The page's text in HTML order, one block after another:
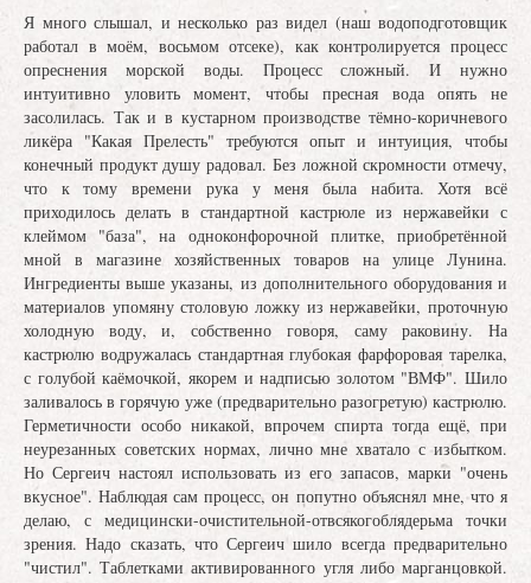
Я много слышал, и несколько раз видел (наш водоподготовщик
работал в моём, восьмом отсеке), как контролируется процесс
опреснения морской воды. Процесс сложный. И нужно
интуитивно уловить момент, чтобы пресная вода опять не
засолилась. Так и в кустарном производстве тёмно-коричневого
ликёра "Какая Прелесть" требуются опыт и интуиция, чтобы
конечный продукт душу радовал. Без ложной скромности отмечу,
что к тому времени рука у меня была набита. Хотя всё
приходилось делать в стандартной кастрюле из нержавейки с
клеймом "база", на одноконфорочной плитке, приобретённой
мной в магазине хозяйственных товаров на улице Лунина.
Ингредиенты выше указаны, из дополнительного оборудования и
материалов упомяну столовую ложку из нержавейки, проточную
холодную воду, и, собственно говоря, саму раковину. На
кастрюлю водружалась стандартная глубокая фарфоровая тарелка,
с голубой каёмочкой, якорем и надписью золотом "ВМФ". Шило
заливалось в горячую уже (предварительно разогретую) кастрюлю.
Герметичности особо никакой, впрочем спирта тогда ещё, при
неурезанных советских нормах, лично мне хватало с избытком.
Но Сергеич настоял использовать из его запасов, марки "очень
вкусное". Наблюдая сам процесс, он попутно объяснял мне, что я
делаю, с медицински-очистительной-отвсякогоблядерьма точки
зрения. Надо сказать, что Сергеич шило всегда предварительно
"чистил". Таблетками активированного угля либо марганцовкой.